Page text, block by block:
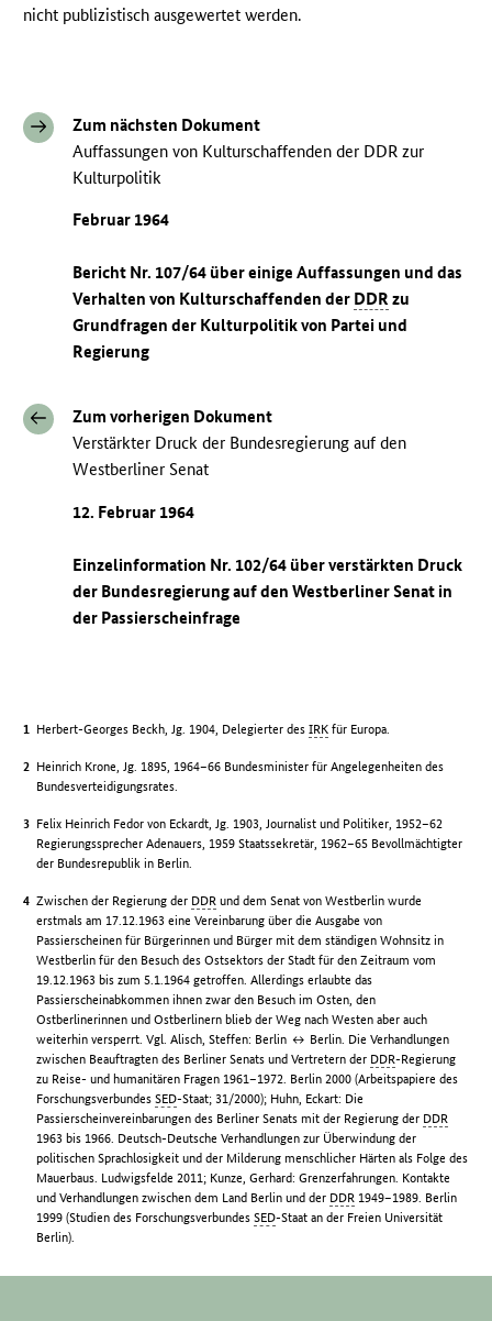
nicht publizistisch ausgewertet werden.
Zum nächsten Dokument
Auffassungen von Kulturschaffenden der DDR zur
Kulturpolitik
Februar 1964
Bericht Nr. 107/64 über einige Auffassungen und das
Verhalten von Kulturschaffenden der DDRzu
Grundfragen der Kulturpolitik von Partei und
Regierung
Zum vorherigen Dokument
Verstärkter Druck der Bundesregierung auf den
Westberliner Senat
12. Februar 1964
Einzelinformation Nr. 102/64 über verstärkten Druck
der Bundesregierung auf den Westberliner Senat in
der Passierscheinfrage
Herbert-Georges Beckh, Jg. 1904, Delegierter desIRK für Europa.
Heinrich Krone, Jg. 1895, 1964–66 Bundesminister für Angelegenheiten des
Bundesverteidigungsrates.
Felix Heinrich Fedor von Eckardt, Jg. 1903, Journalist und Politiker, 1952–62
Regierungssprecher Adenauers, 1959 Staatssekretär, 1962–65 Bevollmächtigter
der Bundesrepublik in Berlin.
Zwischen der Regierung der DDR und dem Senat von Westberlin wurde
erstmals am 17.12.1963 eine Vereinbarung über die Ausgabe von
Passierscheinen für Bürgerinnen und Bürger mit dem ständigen Wohnsitz in
Westberlin für den Besuch des Ostsektors der Stadt für den Zeitraum vom
19.12.1963 bis zum 5.1.1964 getroffen. Allerdings erlaubte das
Passierscheinabkommen ihnen zwar den Besuch im Osten, den
Ostberlinerinnen und Ostberlinern blieb der Weg nach Westen aber auch
weiterhin versperrt. Vgl. Alisch, Steffen: Berlin ↔ Berlin. Die Verhandlungen
zwischen Beauftragten des Berliner Senats und Vertretern der DDR-Regierung
zu Reise- und humanitären Fragen 1961–1972. Berlin 2000 (Arbeitspapiere des
ForschungsverbundesSED-Staat; 31/2000); Huhn, Eckart: Die
Passierscheinvereinbarungen des Berliner Senats mit der Regierung der DDR
1963 bis 1966. Deutsch-Deutsche Verhandlungen zur Überwindung der
politischen Sprachlosigkeit und der Milderung menschlicher Härten als Folge des
Mauerbaus. Ludwigsfelde 2011; Kunze, Gerhard: Grenzerfahrungen. Kontakte
und Verhandlungen zwischen dem Land Berlin und der DDR 1949–1989. Berlin
1999 (Studien des ForschungsverbundesSED-Staat an der Freien Universität
Berlin).